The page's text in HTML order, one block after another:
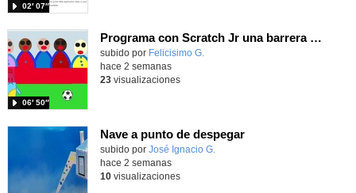
02′ 07″
Programa con Scratch Jr una barrera que se desplaza para dar sensación de movimiento
Contenido educativo.
subido por Felicisimo G.
06′ 50″
hace 2 semanas
23visualizaciones
Nave a punto de despegar
Contenido educativo.
subido por José Ignacio G.
hace 2 semanas
10visualizaciones